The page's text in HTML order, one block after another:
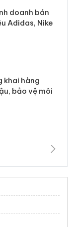
doanh bán
Adidas, Nike
khai hàng
bảo vệ môi